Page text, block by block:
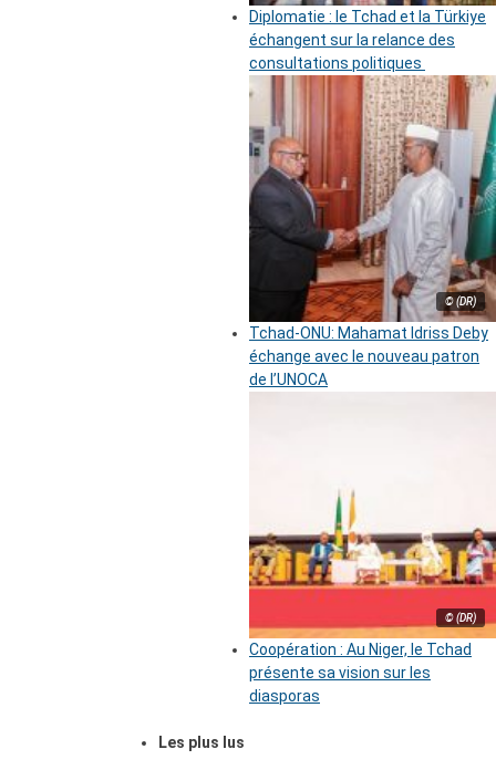
Diplomatie : le Tchad et la Türkiye
échangent sur la relance des
consultations politiques
© (DR)
Tchad-ONU: Mahamat Idriss Deby
échange avec le nouveau patron
de l’UNOCA
© (DR)
Coopération : Au Niger, le Tchad
présente sa vision sur les
diasporas
Les plus lus